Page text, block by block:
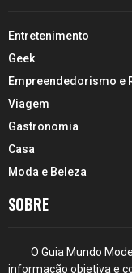
Entretenimento
Geek
Empreendedorismo e
Viagem
Gastronomia
Casa
Moda e Beleza
SOBRE
O Guia Mundo
informação objetiva e